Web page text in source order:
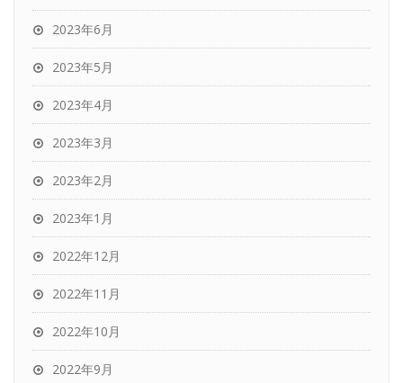
2023年6月
2023年5月
2023年4月
2023年3月
2023年2月
2023年1月
2022年12月
2022年11月
2022年10月
2022年9月